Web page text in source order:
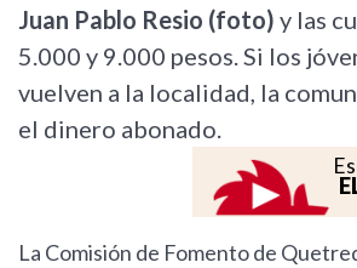
Juan Pablo Resio (foto) y las
5.000 y 9.000 pesos. Si los
vuelven a la localidad, la
el dinero abonado.
La Comisión de Fomento de